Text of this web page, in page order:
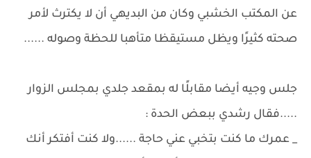
عن المكتب الخشبي وكان من البديهي أن لا يكترث لأمر
صحته كثيرًا ويظل مستيقظا متأهبا للحظة وصوله ......
جلس وجيه أيضا مقابلًا له بمقعد جلدي بمجلس الزوار
.....فقال رشدي ببعض الحدة :
_ عمرك ما كنت بتخبي عني حاجة ......ولا كنت أفتكر أنك